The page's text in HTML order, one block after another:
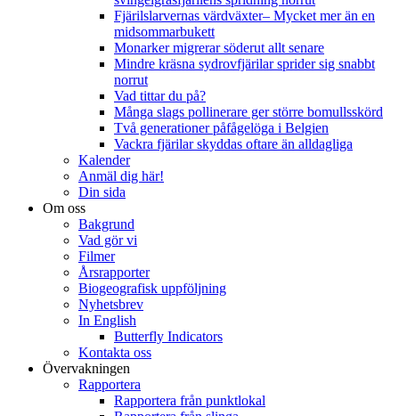
Fjärilslarvernas värdväxter– Mycket mer än en
midsommarbukett
Monarker migrerar söderut allt senare
Mindre kräsna sydrovfjärilar sprider sig snabbt
norrut
Vad tittar du på?
Många slags pollinerare ger större bomullsskörd
Två generationer påfågelöga i Belgien
Vackra fjärilar skyddas oftare än alldagliga
Kalender
Anmäl dig här!
Din sida
Om oss
Bakgrund
Vad gör vi
Filmer
Årsrapporter
Biogeografisk uppföljning
Nyhetsbrev
In English
Butterfly Indicators
Kontakta oss
Övervakningen
Rapportera
Rapportera från punktlokal